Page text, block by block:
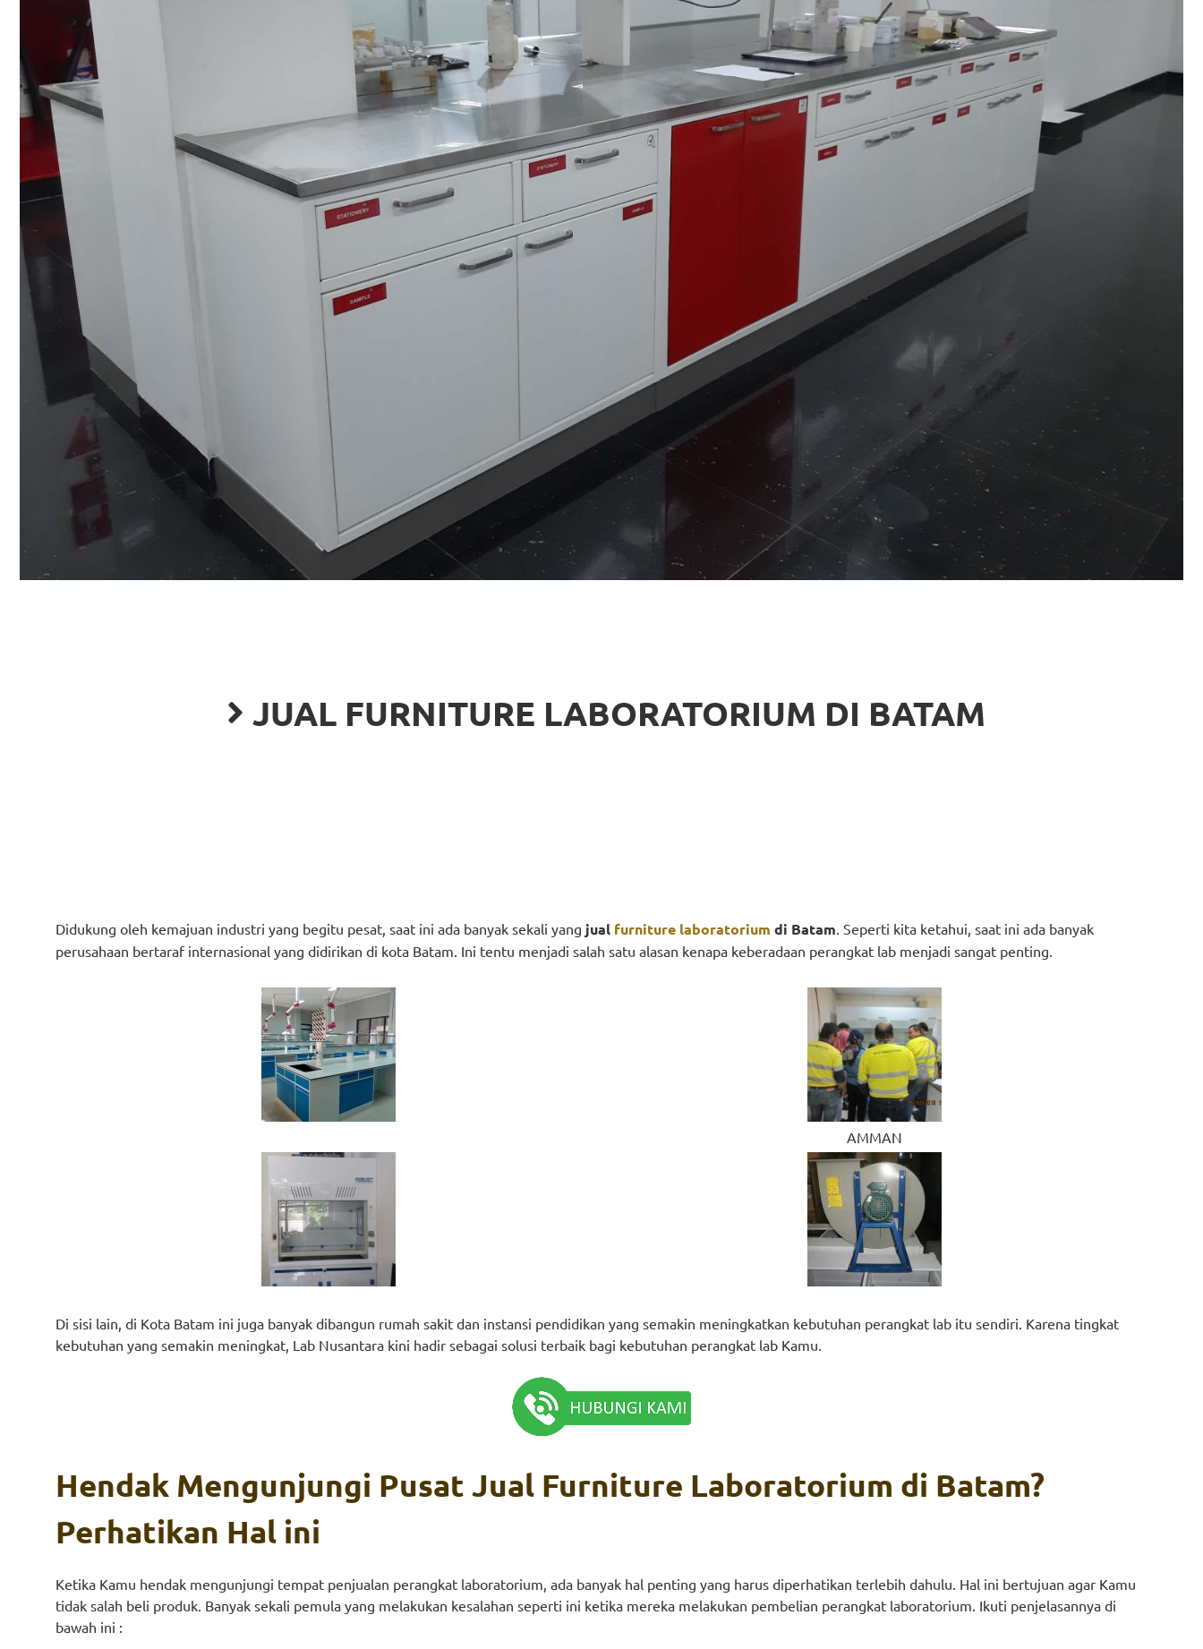
JUAL FURNITURE LABORATORIUM DI BATAM
Didukung oleh kemajuan industri yang begitu pesat, saat ini ada banyak sekali yang jual furniture laboratorium di Batam . Seperti kita ketahui, saat ini ada banyak
perusahaan bertaraf internasional yang didirikan di kota Batam. Ini tentu menjadi salah satu alasan kenapa keberadaan perangkat lab menjadi sangat penting.
AMMAN
Di sisi lain, di Kota Batam ini juga banyak dibangun rumah sakit dan instansi pendidikan yang semakin meningkatkan kebutuhan perangkat lab itu sendiri. Karena tingkat
kebutuhan yang semakin meningkat, Lab Nusantara kini hadir sebagai solusi terbaik bagi kebutuhan perangkat lab Kamu.
Hendak Mengunjungi Pusat Jual Furniture Laboratorium di Batam?
Perhatikan Hal ini
Ketika Kamu hendak mengunjungi tempat penjualan perangkat laboratorium, ada banyak hal penting yang harus diperhatikan terlebih dahulu. Hal ini bertujuan agar Kamu
tidak salah beli produk. Banyak sekali pemula yang melakukan kesalahan seperti ini ketika mereka melakukan pembelian perangkat laboratorium. Ikuti penjelasannya di
bawah ini :